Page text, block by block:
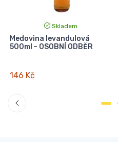
Skladem
Medovina levandulová
500ml - OSOBNÍ ODBĚR
146 Kč